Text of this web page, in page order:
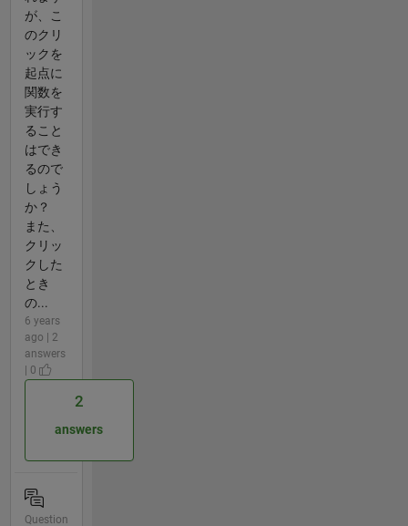
が、こ
のクリ
ックを
起点に
関数を
実行す
ること
はでき
るので
しょう
か？
また、
クリッ
クした
とき
の...
6 years
ago | 2
answers
| 0
2
answers
Question